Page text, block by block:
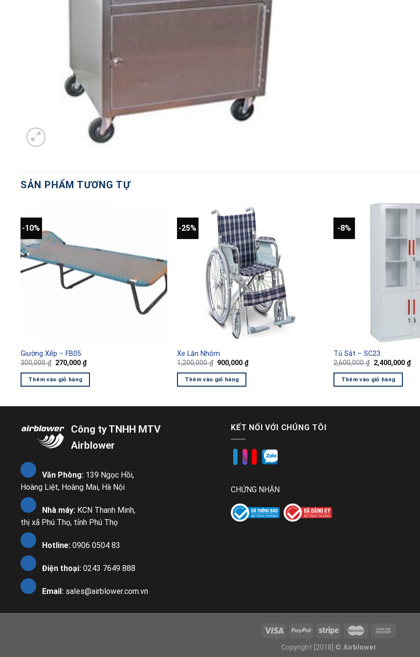
SẢN PHẨM TƯƠNG TỰ
-10%
Giường Xếp – FB05
300,000₫ Giá
là:
300,000 ₫.
270,000₫Giá
hiện
tại
Thêm vào giỏ hàng
-25%
Xe Lăn Nhôm
1,200,000₫ Giá
là:
1,200,000 ₫.
900,000₫Giá
hiện
Thêm vào giỏ hàng
-8%
Tủ Sắt – SC23
2,600,000₫ Giá
gốc
là:
2,600,000 ₫.
2,400,000₫Giá
hiện
Thêm vào giỏ hàng
Công ty TNHH MTV
Airblower
Văn Phòng: 139 Ngọc Hồi,
Hoàng Liệt, Hoàng Mai, Hà Nội
Nhà máy: KCN Thanh Minh,
thị xã Phú Thọ, tỉnh Phú Thọ
Hotline: 0906 0504 83
Điện thoại: 0243 7649 888
Email: sales@airblower.com.vn
KẾT NỐI VỚI CHÚNG TÔI
CHỨNG NHẬN
Copyright [2018] © Airblower